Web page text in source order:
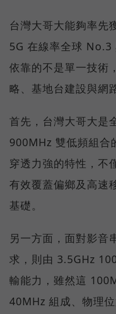
台灣大哥大能夠率
5G 在線率全球 No.3
依靠的不是單一技術
略、基地台建設與網
首先，台灣大哥大是
900MHz 雙低頻組合
穿透力強的特性，不
有效覆蓋偏鄉及高速
基礎。
另一方面，面對影音
求，則由 3.5GHz
輸能力，雖然這
40MHz 組成、物理